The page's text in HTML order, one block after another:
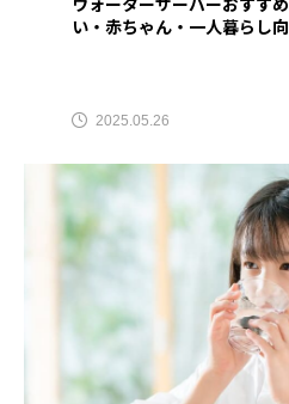
い・赤ちゃん・一人暮らし
2025.05.26
AGA BEYOND it
アップルジム口コミ
イージーゲイナー イー
ウォーターサーバー エ
オンラインフィットネス
カーリース比較 カウン